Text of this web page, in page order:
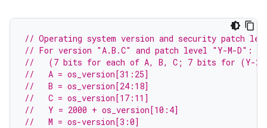
// Operating system version and security patch
// For version "A.B.C" and patch level "Y-M-D":
//   (7 bits for each of A, B, C; 7 bits for (Y-
//   A = os_version[31:25]
//   B = os_version[24:18]
//   C = os_version[17:11]
//   Y = 2000 + os_version[10:4]
//   M = os-version[3:0]